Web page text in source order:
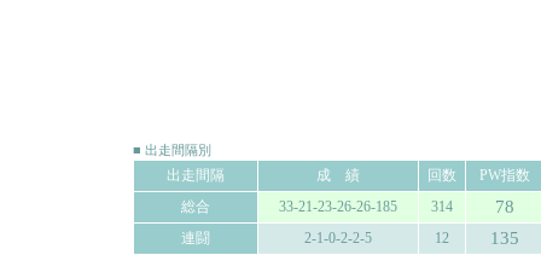
■ 出走間隔別
出走間隔 成 績 回数
PW指数
総合
33-21-23-26-26-185 314 78
連闘 2-1-0-2-2-5 12 135